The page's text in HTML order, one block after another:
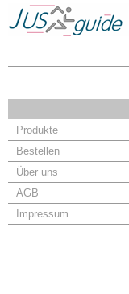
Produkte
Bestellen
Über uns
AGB
Impressum